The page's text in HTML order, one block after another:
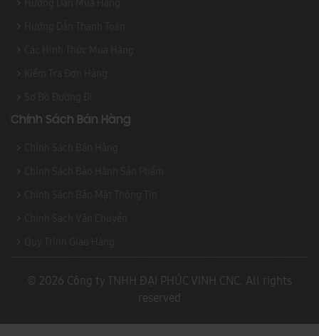
Chính Sách Bán Hàng
© 2026 Công ty TNHH ĐẠI PHÚC VINH CNC. All rights
reserved